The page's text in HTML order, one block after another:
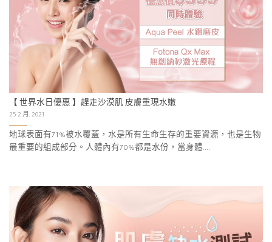
【 世界水日優惠 】趕走沙漠肌 皮膚重現水嫩
25 2 月, 2021
地球表面有71%被水覆蓋，水是所有生命生存的重要資源，也是生物
最重要的組成部分。人體內有70%都是水份，當身體....